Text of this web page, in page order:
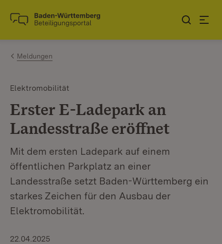
Zum Inhalt springen
Link zur Startseite
Meldungen
Elektromobilität
Erster E-Ladepark an
Landesstraße eröffnet
Mit dem ersten Ladepark auf einem
öffentlichen Parkplatz an einer
Landesstraße setzt Baden-Württemberg ein
starkes Zeichen für den Ausbau der
Elektromobilität.
22.04.2025